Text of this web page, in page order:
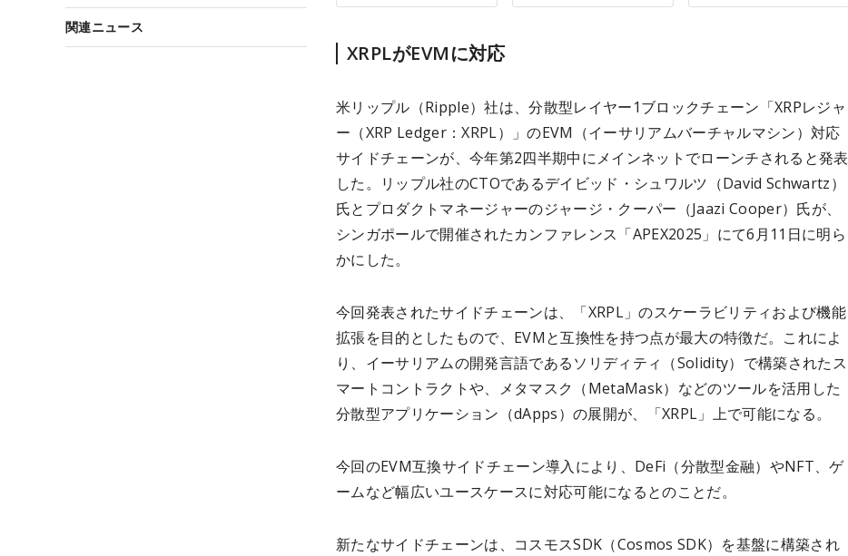
XRPLがEVMに対応
米リップル（Ripple）社は、分散型レイヤー1ブロックチェーン「XRPレジャ
ー（XRP Ledger：XRPL）」のEVM（イーサリアムバーチャルマシン）対応
サイドチェーンが、今年第2四半期中にメインネットでローンチされると発表
した。リップル社のCTOであるデイビッド・シュワルツ（David Schwartz）
氏とプロダクトマネージャーのジャージ・クーパー（Jaazi Cooper）氏が、
シンガポールで開催されたカンファレンス「APEX2025」にて6月11日に明ら
かにした。
今回発表されたサイドチェーンは、「XRPL」のスケーラビリティおよび機能
拡張を目的としたもので、EVMと互換性を持つ点が最大の特徴だ。これによ
り、イーサリアムの開発言語であるソリディティ（Solidity）で構築されたス
マートコントラクトや、メタマスク（MetaMask）などのツールを活用した
分散型アプリケーション（dApps）の展開が、「XRPL」上で可能になる。
今回のEVM互換サイドチェーン導入により、DeFi（分散型金融）やNFT、ゲ
ームなど幅広いユースケースに対応可能になるとのことだ。
新たなサイドチェーンは、コスモスSDK（Cosmos SDK）を基盤に構築され
関連ニュース